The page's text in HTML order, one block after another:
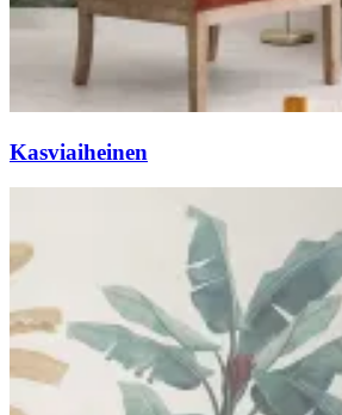
Kasviaiheinen